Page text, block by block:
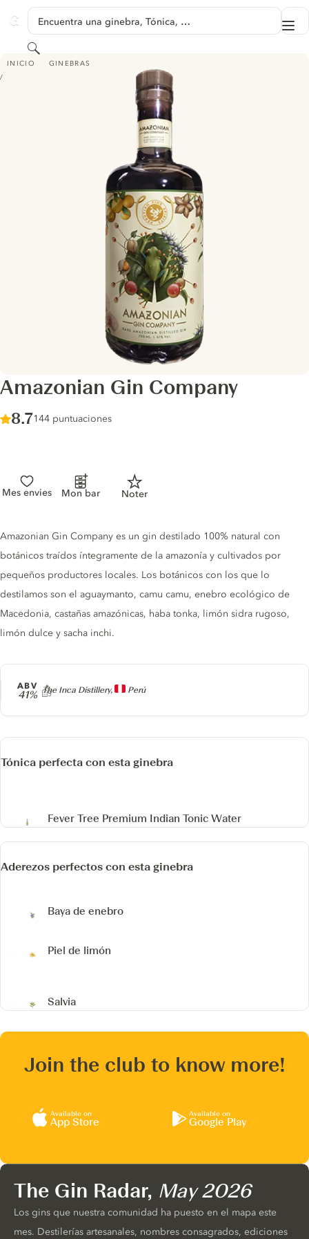
GINVENTORY
Encuentra una ginebra, Tónica, …
Buscar
INICIO GINEBRAS
AMAZONIAN GIN COMPANY
Amazonian Gin Company
Score :
8.7/ 10
144 puntuaciones
Mes envies Mon bar Noter
Producer
The Inca Distillery, Perú
ABV
41%
Gin description
Amazonian Gin Company es un gin destilado 100% natural con
botánicos traídos íntegramente de la amazonía y cultivados por
pequeños productores locales. Los botánicos con los que lo
destilamos son el aguaymanto, camu camu, enebro ecológico de
Macedonia, castañas amazónicas, haba tonka, limón sidra rugoso,
limón dulce y sacha inchi.
Tónica perfecta con esta ginebra
Fever Tree Premium Indian Tonic Water
Aderezos perfectos con esta ginebra
Baya de enebro
Piel de limón
Salvia
Join the club to know more!
Available on
App Store
Available on
Google Play
The Gin Radar, May 2026
Los gins que nuestra comunidad ha puesto en el mapa este
mes. Destilerías artesanales, nombres consagrados, ediciones